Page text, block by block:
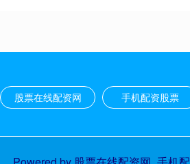
股票在线配资网 手机配资股票